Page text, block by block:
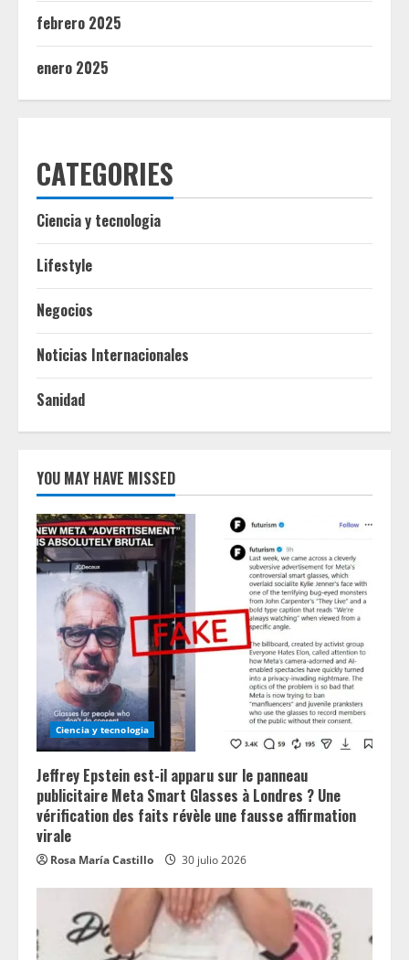
febrero 2025
enero 2025
CATEGORIES
Ciencia y tecnologia
Lifestyle
Negocios
Noticias Internacionales
Sanidad
YOU MAY HAVE MISSED
Ciencia y tecnologia
Jeffrey Epstein est-il apparu sur le panneau
publicitaire Meta Smart Glasses à Londres ? Une
vérification des faits révèle une fausse affirmation
virale
Rosa María Castillo 30 julio 2026